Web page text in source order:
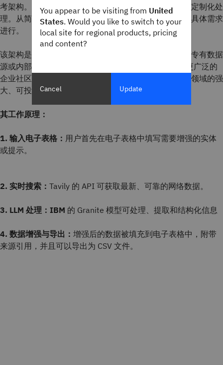
考架构。每一列都可以设计成独立的智能体单元，实现定制化处
理。从简单查询到深入的上下文分析，均可根据任务的具体需求
进行。
该架构是完全可扩展的，允许团队根据行业特定用例、专有数据
源或内部合规性需求进行调整。我们希望 IBM 员工和更广泛的
企业社区能够从这项工作中获得启发，从而构建跨垂直领域的强
大、可投入生产的丰富解决方案。
其工作原理：
1. 输入电子表格： 用户首先在电子表格中填写需要增强的实体
或提示。
2. 实时搜索： Tavily 的 API 可获取最新、可靠的网络数据。
3. LLM 处理：IBM 的 Granite 模型可处理、提取和结构化信息
4. 数据增强与导出： 增强后的数据被填充到电子表格中，附带
来源引用，并且可以导出为 CSV 文件。
You appear to be visiting from United
States. Would you like to switch to your
local site for regional products, pricing
and content?
Cancel Update